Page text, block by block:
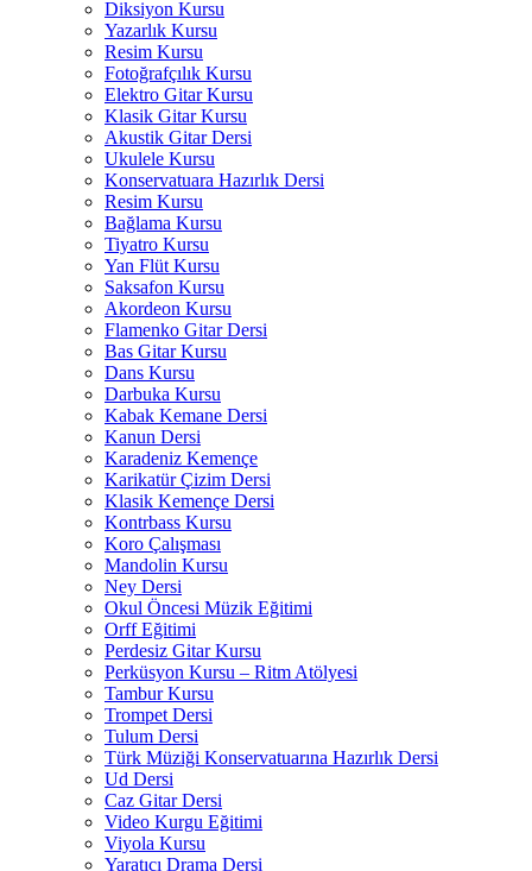
Diksiyon Kursu
Yazarlık Kursu
Resim Kursu
Fotoğrafçılık Kursu
Elektro Gitar Kursu
Klasik Gitar Kursu
Akustik Gitar Dersi
Ukulele Kursu
Konservatuara Hazırlık Dersi
Resim Kursu
Bağlama Kursu
Tiyatro Kursu
Yan Flüt Kursu
Saksafon Kursu
Akordeon Kursu
Flamenko Gitar Dersi
Bas Gitar Kursu
Dans Kursu
Darbuka Kursu
Kabak Kemane Dersi
Kanun Dersi
Karadeniz Kemençe
Karikatür Çizim Dersi
Klasik Kemençe Dersi
Kontrbass Kursu
Koro Çalışması
Mandolin Kursu
Ney Dersi
Okul Öncesi Müzik Eğitimi
Orff Eğitimi
Perdesiz Gitar Kursu
Perküsyon Kursu – Ritm Atölyesi
Tambur Kursu
Trompet Dersi
Tulum Dersi
Türk Müziği Konservatuarına Hazırlık Dersi
Ud Dersi
Caz Gitar Dersi
Video Kurgu Eğitimi
Viyola Kursu
Yaratıcı Drama Dersi